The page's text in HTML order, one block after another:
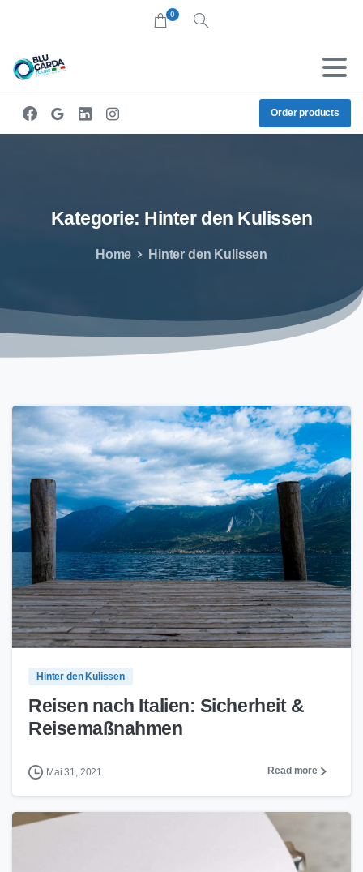
0
Search
Order products
Kategorie: Hinter den Kulissen
Home Hinter den Kulissen
51 0
Hinter den Kulissen
Reisen nach Italien: Sicherheit &
Reisemaßnahmen
Mai 31, 2021 Read more